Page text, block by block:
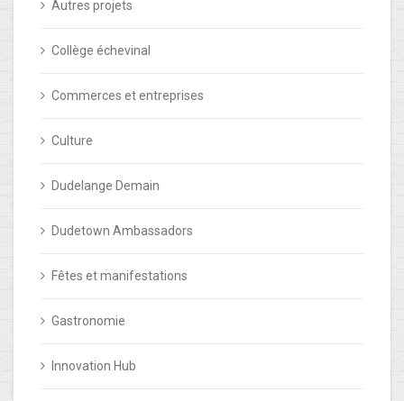
Autres projets
Collège échevinal
Commerces et entreprises
Culture
Dudelange Demain
Dudetown Ambassadors
Fêtes et manifestations
Gastronomie
Innovation Hub